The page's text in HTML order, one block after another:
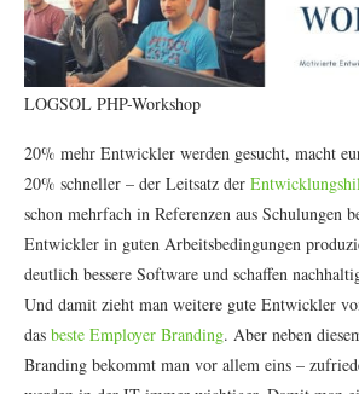
LOGSOL PHP-Workshop
20% mehr Entwickler werden gesucht, macht
20% schneller – der Leitsatz der
schon mehrfach in Referenzen aus Schulungen
Entwickler in guten Arbeitsbedingungen
deutlich bessere Software und schaffen
Und damit zieht man weitere gute Entwickler
das beste Employer Branding. Aber neben
Branding bekommt man vor allem eins –